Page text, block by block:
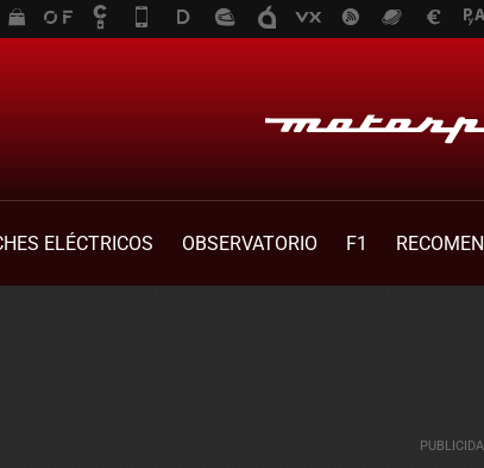
ELÉCTRICOS OBSERVATORIO F1